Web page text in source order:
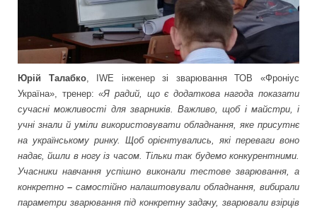
Юрій Талабко, IWE інженер зі зварювання ТОВ «Фроніус
Україна», тренер:«Я радий, що є додаткова нагода показати
сучасні можливості для зварників. Важливо, щоб і майстри, і
учні знали й уміли використовувати обладнання, яке присутнє
на українському ринку. Щоб орієнтувались, які переваги воно
надає, йшли в ногу із часом. Тільки так будемо конкурентними.
Учасники навчанняуспішно виконали тестове зварювання, а
конкретно – самостійно налаштовували обладнання, вибирали
параметри зварювання під конкретну задачу, зварювали взірців